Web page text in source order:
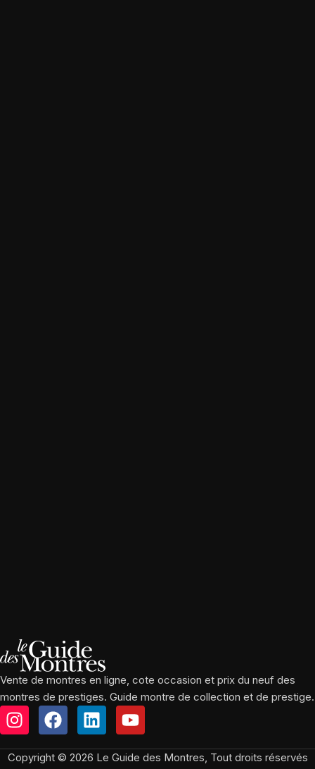
Vente de montres en ligne, cote occasion et prix du neuf des
montres de prestiges. Guide montre de collection et de prestige.
Copyright © 2026 Le Guide des Montres, Tout droits réservés